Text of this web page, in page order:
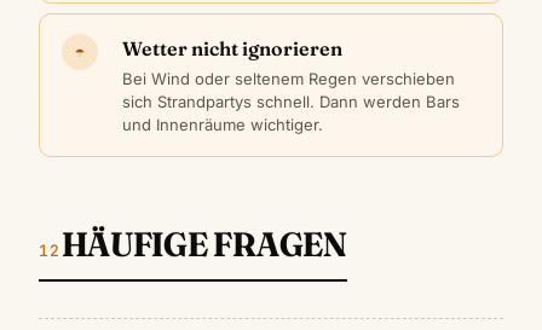
☂ Wetter nicht ignorieren
Bei Wind oder seltenem Regen verschieben
sich Strandpartys schnell. Dann werden Bars
und Innenräume wichtiger.
HÄUFIGE FRAGEN